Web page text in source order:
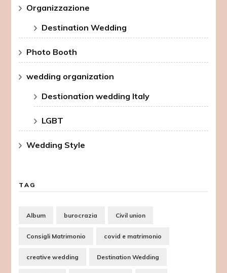
Organizzazione
Destination Wedding
Photo Booth
wedding organization
Destionation wedding Italy
LGBT
Wedding Style
TAG
Album burocrazia Civil union
Consigli Matrimonio covid e matrimonio
creative wedding Destination Wedding